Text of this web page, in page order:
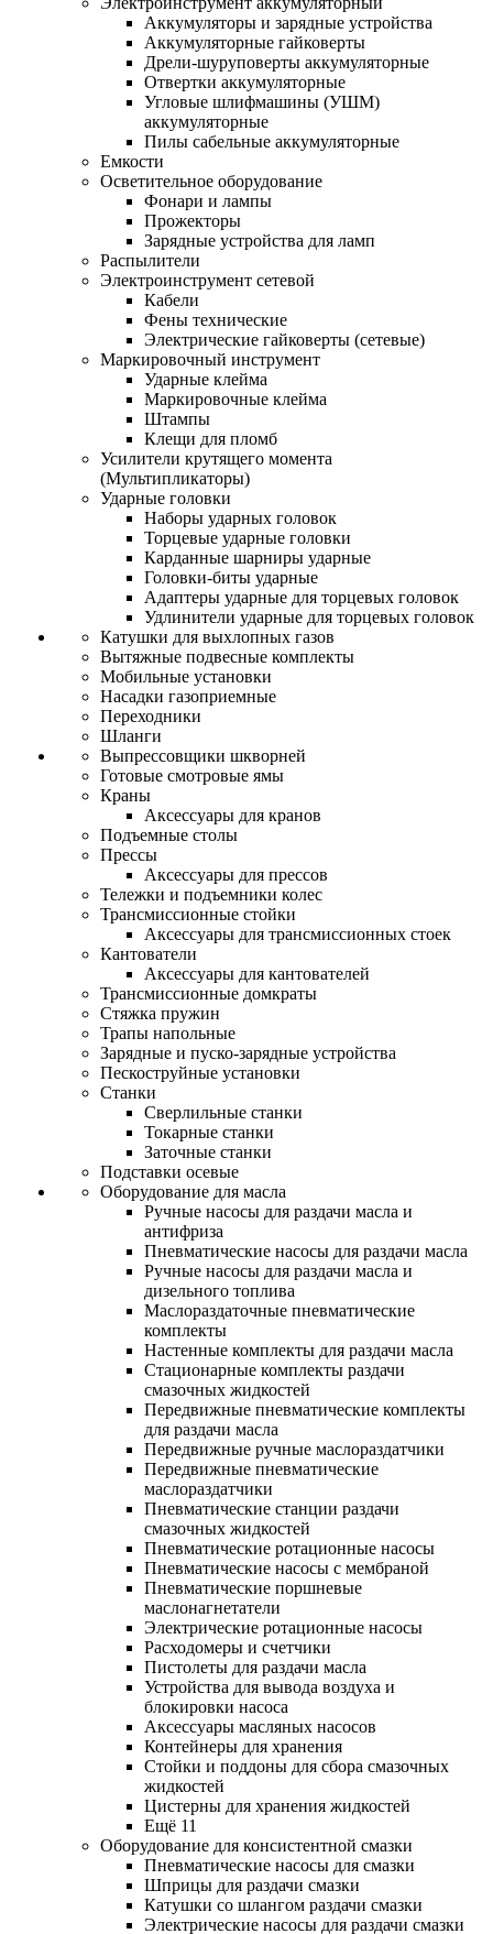
Аккумуляторы и зарядные устройства
Аккумуляторные гайковерты
Дрели-шуруповерты аккумуляторные
Отвертки аккумуляторные
Угловые шлифмашины (УШМ)
аккумуляторные
Пилы сабельные аккумуляторные
Емкости
Осветительное оборудование
Фонари и лампы
Прожекторы
Зарядные устройства для ламп
Распылители
Электроинструмент сетевой
Кабели
Фены технические
Электрические гайковерты (сетевые)
Маркировочный инструмент
Ударные клейма
Маркировочные клейма
Штампы
Клещи для пломб
Усилители крутящего момента
(Мультипликаторы)
Ударные головки
Наборы ударных головок
Торцевые ударные головки
Карданные шарниры ударные
Головки-биты ударные
Адаптеры ударные для торцевых головок
Удлинители ударные для торцевых головок
Катушки для выхлопных газов
Вытяжные подвесные комплекты
Мобильные установки
Насадки газоприемные
Переходники
Шланги
Выпрессовщики шкворней
Готовые смотровые ямы
Краны
Аксессуары для кранов
Подъемные столы
Прессы
Аксессуары для прессов
Тележки и подъемники колес
Трансмиссионные стойки
Аксессуары для трансмиссионных стоек
Кантователи
Аксессуары для кантователей
Трансмиссионные домкраты
Стяжка пружин
Трапы напольные
Зарядные и пуско-зарядные устройства
Пескоструйные установки
Станки
Сверлильные станки
Токарные станки
Заточные станки
Подставки осевые
Оборудование для масла
Ручные насосы для раздачи масла и
антифриза
Пневматические насосы для раздачи масла
Ручные насосы для раздачи масла и
дизельного топлива
Маслораздаточные пневматические
комплекты
Настенные комплекты для раздачи масла
Стационарные комплекты раздачи
смазочных жидкостей
Передвижные пневматические комплекты
для раздачи масла
Передвижные ручные маслораздатчики
Передвижные пневматические
маслораздатчики
Пневматические станции раздачи
смазочных жидкостей
Пневматические ротационные насосы
Пневматические насосы с мембраной
Пневматические поршневые
маслонагнетатели
Электрические ротационные насосы
Расходомеры и счетчики
Пистолеты для раздачи масла
Устройства для вывода воздуха и
блокировки насоса
Аксессуары масляных насосов
Контейнеры для хранения
Стойки и поддоны для сбора смазочных
жидкостей
Цистерны для хранения жидкостей
Ещё 11
Оборудование для консистентной смазки
Пневматические насосы для смазки
Шприцы для раздачи смазки
Катушки со шлангом раздачи смазки
Электрические насосы для раздачи смазки